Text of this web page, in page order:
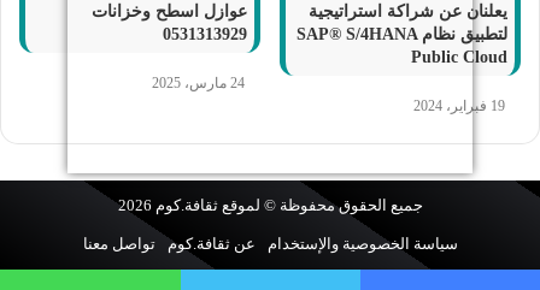
يعلنان عن شراكة استراتيجية
لتطبيق نظام SAP® S/4HANA
Public Cloud
19 فبراير، 2024
عوازل اسطح وخزانات
0531313929
24 مارس، 2025
جميع الحقوق محفوظة © لموقعثقافة.كوم
سياسة الخصوصية والإستخدام عن ثقافة.كوم تواصل معنا